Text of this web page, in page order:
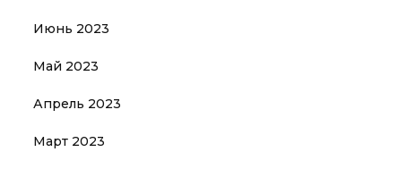
Июнь 2023
Май 2023
Апрель 2023
Март 2023